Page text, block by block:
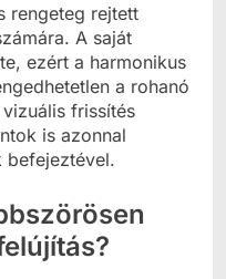
rengeteg rejtett
A saját
ezért a harmonikus
a rohanó
frissítés
is azonnal
befejeztével.